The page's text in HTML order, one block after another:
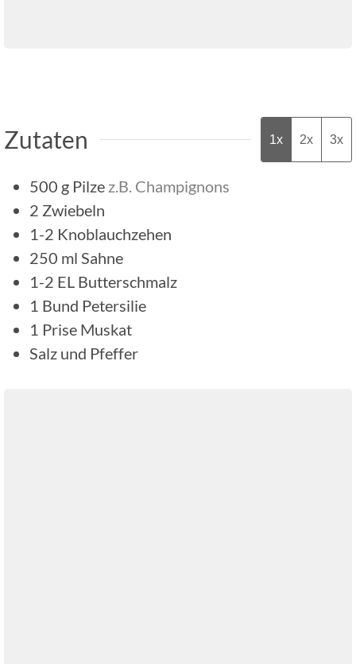
Zutaten 1x 2x 3x
500 g Pilze z.B. Champignons
2 Zwiebeln
1-2 Knoblauchzehen
250 ml Sahne
1-2 EL Butterschmalz
1 Bund Petersilie
1 Prise Muskat
Salz und Pfeffer